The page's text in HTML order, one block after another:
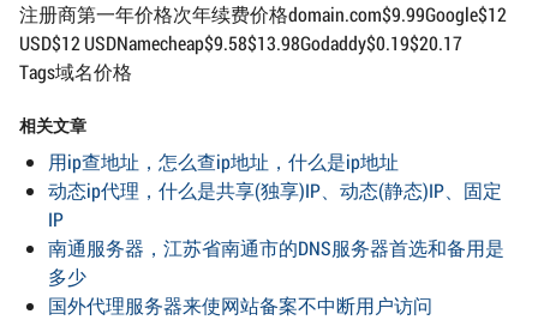
注册商第一年价格次年续费价格domain.com$9.99Google$12
USD$12 USDNamecheap$9.58$13.98Godaddy$0.19$20.17
Tags域名价格
相关文章
用ip查地址，怎么查ip地址，什么是ip地址
动态ip代理，什么是共享(独享)IP、动态(静态)IP、固定
IP
南通服务器，江苏省南通市的DNS服务器首选和备用是
多少
国外代理服务器来使网站备案不中断用户访问